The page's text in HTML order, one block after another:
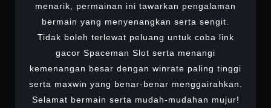
menarik, permainan ini tawarkan pengalaman
bermain yang menyenangkan serta sengit.
Tidak boleh terlewat peluang untuk coba link
gacor Spaceman Slot serta menangi
kemenangan besar dengan winrate paling tinggi
serta maxwin yang benar-benar menggairahkan.
Selamat bermain serta mudah-mudahan mujur!